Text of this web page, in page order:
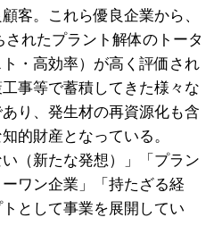
客。これら優良企業から、
れたプラント解体のトータ
・高効率）が高く評価され
事等で蓄積してきた様々な
り、発生材の再資源化も含
的財産となっている。
い（新たな発想）」「プラン
ワン企業」「持たざる経
として事業を展開してい